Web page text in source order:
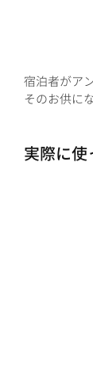
宿泊者がア
そのお供に
実際に使